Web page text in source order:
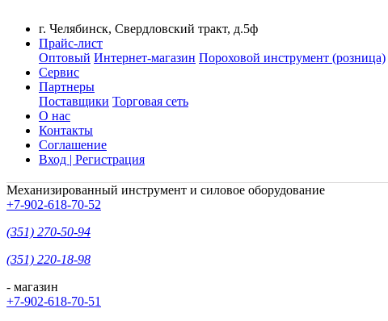
г. Челябинск, Свердловский тракт, д.5ф
Прайс-лист
Оптовый Интернет-магазин Пороховой инструмент (розница)
Сервис
Партнеры
Поставщики Торговая сеть
О нас
Контакты
Соглашение
Вход | Регистрация
Механизированный инструмент и силовое оборудование
+7-902-618-70-52
(351) 270-50-94
(351) 220-18-98
- магазин
+7-902-618-70-51